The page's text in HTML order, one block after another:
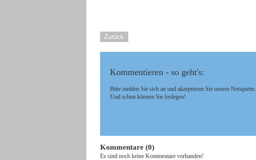
Zurück
Kommentieren - so geht's:
Bitte melden Sie sich an und akzeptieren Sie unsere Netiquette.
Und schon können Sie loslegen!
Kommentare (0)
Es sind noch keine Kommentare vorhanden!